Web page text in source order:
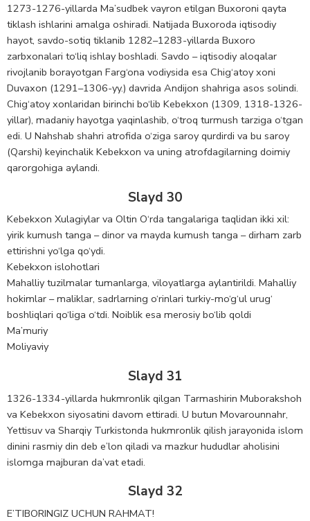
1273-1276-yillarda Ma’sudbek vayron etilgan Buxoroni qayta
tiklash ishlarini amalga oshiradi. Natijada Buxoroda iqtisodiy
hayot, savdo-sotiq tiklanib 1282–1283-yillarda Buxoro
zarbxonalari to‘liq ishlay boshladi. Savdo – iqtisodiy aloqalar
rivojlanib borayotgan Farg‘ona vodiysida esa Chig‘atoy xoni
Duvaxon (1291–1306-yy.) davrida Andijon shahriga asos solindi.
Chig‘atoy xonlaridan birinchi bo‘lib Kebekxon (1309, 1318-1326-
yillar), madaniy hayotga yaqinlashib, o‘troq turmush tarziga o‘tgan
edi. U Nahshab shahri atrofida o‘ziga saroy qurdirdi va bu saroy
(Qarshi) keyinchalik Kebekxon va uning atrofdagilarning doimiy
qarorgohiga aylandi.
Slayd 30
Kebekxon Xulagiylar va Oltin O‘rda tangalariga taqlidan ikki xil:
yirik kumush tanga – dinor va mayda kumush tanga – dirham zarb
ettirishni yo‘lga qo‘ydi.
Kebekxon islohotlari
Mahalliy tuzilmalar tumanlarga, viloyatlarga aylantirildi. Mahalliy
hokimlar – maliklar, sadrlarning o‘rinlari turkiy-mo‘g‘ul urug‘
boshliqlari qo‘liga o‘tdi. Noiblik esa merosiy bo‘lib qoldi
Ma’muriy
Moliyaviy
Slayd 31
1326-1334-yillarda hukmronlik qilgan Tarmashirin Muborakshoh
va Kebekxon siyosatini davom ettiradi. U butun Movarounnahr,
Yettisuv va Sharqiy Turkistonda hukmronlik qilish jarayonida islom
dinini rasmiy din deb e’lon qiladi va mazkur hududlar aholisini
islomga majburan da’vat etadi.
Slayd 32
E’TIBORINGIZ UCHUN RAHMAT!